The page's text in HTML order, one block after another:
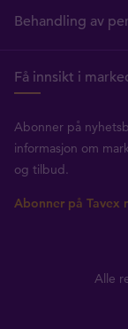
Behandling av
Få innsikt i
Abonner på
informasjon om
og tilbud.
Abonner på Tavex
Alle